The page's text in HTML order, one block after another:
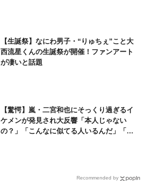
【生誕祭】なにわ男子・“りゅちぇ”こと大
西流星くんの生誕祭が開催！ファンアート
が凄いと話題
【驚愕】嵐・二宮和也にそっくり過ぎるイ
ケメンが発見され大反響「本人じゃない
の？」「こんなに似てる人いるんだ」「ニ
Recommended by